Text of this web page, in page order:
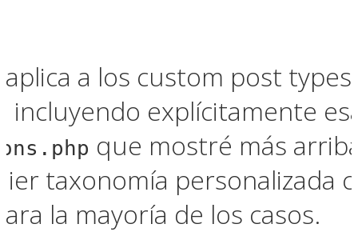
a los custom post
incluyendo explícitamente
que mostré más
taxonomía personalizada
la mayoría de los casos.